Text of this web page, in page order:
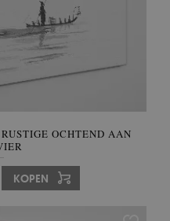
OCHTEND AAN
KOPEN